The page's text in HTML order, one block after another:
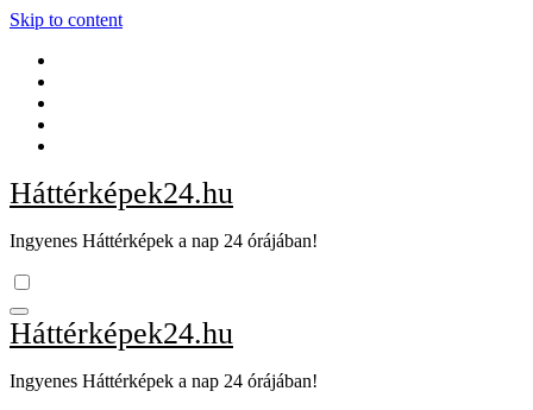
Skip to content
Háttérképek24.hu
Ingyenes Háttérképek a nap 24 órájában!
Háttérképek24.hu
Ingyenes Háttérképek a nap 24 órájában!